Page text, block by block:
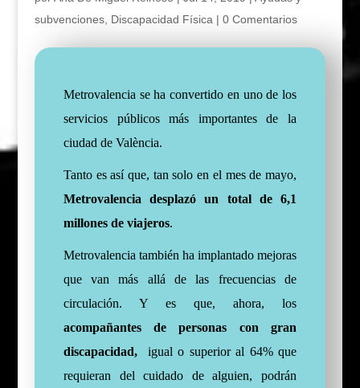
subvenciones, Discapacidad Física | 0 Comentarios
Metrovalencia se ha convertido en uno de los
servicios públicos más importantes de la
ciudad de València.
Tanto es así que, tan solo en el mes de mayo,
Metrovalencia desplazó un total de 6,1
millones de viajeros.
Metrovalencia también ha implantado mejoras
que van más allá de las frecuencias de
circulación. Y es que, ahora, los
acompañantes de personas con gran
discapacidad,
igual o superior al 64% que
requieran del cuidado de alguien, podrán